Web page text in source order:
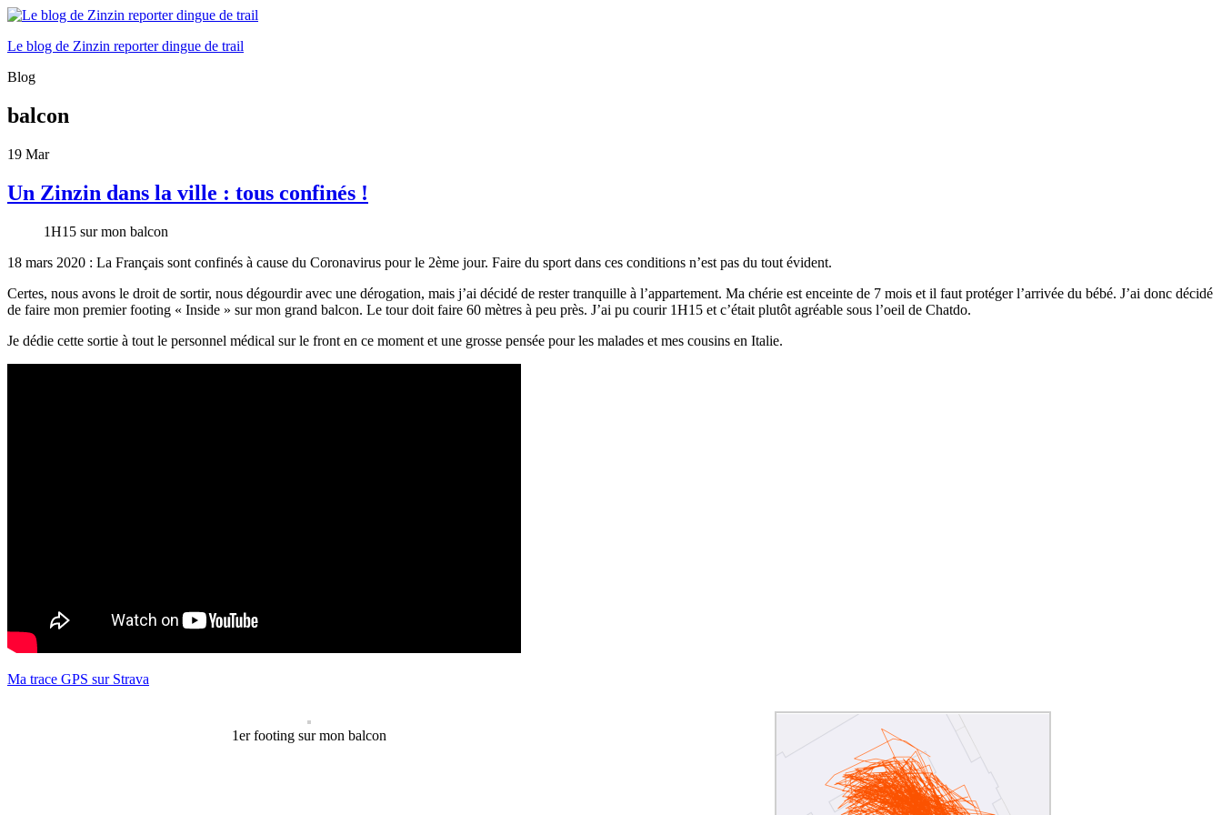
Le blog de Zinzin reporter dingue de trail
Blog
balcon
19 Mar
Un Zinzin dans la ville : tous confinés !
1H15 sur mon balcon
18 mars 2020 : La Français sont confinés à cause du Coronavirus pour le 2ème jour. Faire du sport dans ces conditions n’est pas du tout évident.
Certes, nous avons le droit de sortir, nous dégourdir avec une dérogation, mais j’ai décidé de rester tranquille à l’appartement. Ma chérie est enceinte de 7 mois et il faut protéger l’arrivée du bébé. J’ai donc décidé
de faire mon premier footing « Inside » sur mon grand balcon. Le tour doit faire 60 mètres à peu près. J’ai pu courir 1H15 et c’était plutôt agréable sous l’oeil de Chatdo.
Je dédie cette sortie à tout le personnel médical sur le front en ce moment et une grosse pensée pour les malades et mes cousins en Italie.
Ma trace GPS sur Strava
1er footing sur mon balcon